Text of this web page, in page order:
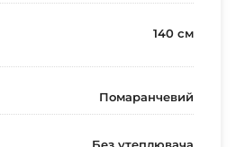
140 см
Помаранчевий